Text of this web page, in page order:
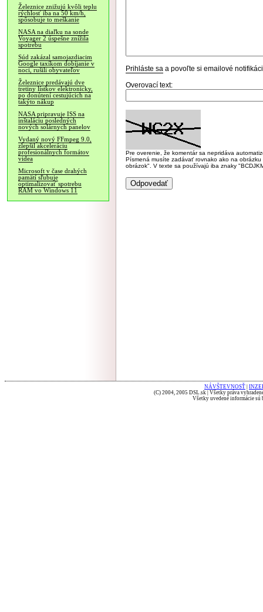
Železnice znižujú kvôli teplu
rýchlosť iba na 50 km/h,
spôsobuje to meškanie
NASA na diaľku na sonde
Voyager 2 úspešne znížila
spotrebu
Súd zakázal samojazdiacim
Google taxíkom dobíjanie v
noci, rušili obyvateľov
Železnice predávajú dve
tretiny lístkov elektronicky,
po donútení cestujúcich na
takýto nákup
NASA pripravuje ISS na
inštaláciu posledných
nových solárnych panelov
Vydaný nový FFmpeg 9.0,
zlepšil akceleráciu
profesionálnych formátov
videa
Microsoft v čase drahých
pamätí sľubuje
optimalizovať spotrebu
RAM vo Windows 11
Prihláste sa a povoľte si emailové
Overovací text:
Pre overenie, že komentár sa nepridáva
Písmená musíte zadávať rovnako ako na
obrázok". V texte sa používajú iba znaky
NÁVŠTEVNOSŤ
(C) 2004, 2005 DSL.sk | Všetky práva
Všetky uvedené informácie sú